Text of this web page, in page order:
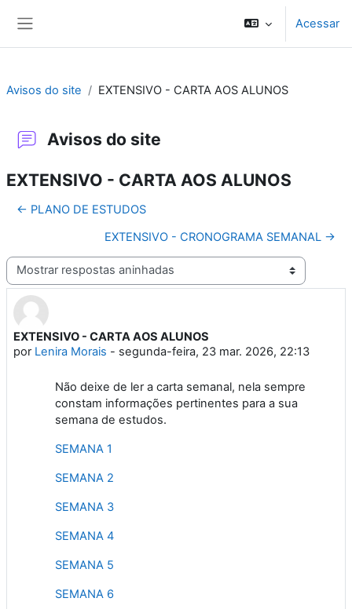
Acessar
Avisos do site EXTENSIVO - CARTA AOS ALUNOS
Avisos do site
EXTENSIVO - CARTA AOS ALUNOS
← PLANO DE ESTUDOS
EXTENSIVO - CRONOGRAMA SEMANAL →
Modo de visualização
EXTENSIVO - CARTA AOS ALUNOS
por Lenira Morais - segunda-feira, 23 mar. 2026, 22:13
Número de respostas: 0
Não deixe de ler a carta semanal, nela sempre
constam informações pertinentes para a sua
semana de estudos.
SEMANA 1
SEMANA 2
SEMANA 3
SEMANA 4
SEMANA 5
SEMANA 6